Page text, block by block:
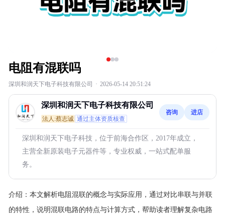
电阻有混联吗
深圳和润天下电子科技有限公司 · 2026-05-14 20:51:24
深圳和润天下电子科技有限公司
法人:蔡志诚 通过主体资质核查
咨询 进店
深圳和润天下电子科技，位于前海合作区，2017年成立，
主营全新原装电子元器件等，专业权威，一站式配单服
务。
介绍： 本文解析电阻混联的概念与实际应用，通过对比串联与并联
的特性，说明混联电路的特点与计算方式，帮助读者理解复杂电路